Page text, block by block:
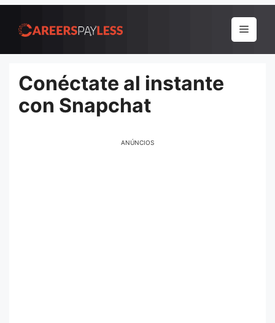
para
conteúdo
Menu
Conéctate al instante
con Snapchat
ANÚNCIOS